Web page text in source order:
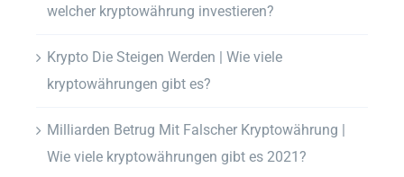
welcher kryptowährung investieren?
Krypto Die Steigen Werden | Wie viele
kryptowährungen gibt es?
Milliarden Betrug Mit Falscher Kryptowährung |
Wie viele kryptowährungen gibt es 2021?